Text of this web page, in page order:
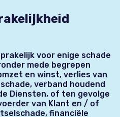
voor enige schade
mede begrepen
en winst, verlies van
verband houdend
Diensten, of ten gevolge
van Klant en / of
financiële